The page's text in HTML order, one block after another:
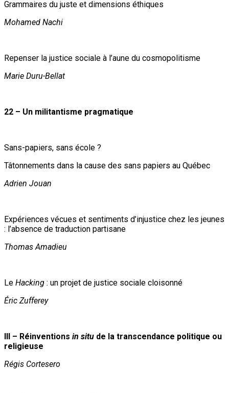
Grammaires du juste et dimensions éthiques
Mohamed Nachi
Repenser la justice sociale à l’aune du cosmopolitisme
Marie Duru-Bellat
22 – Un militantisme pragmatique
Sans-papiers, sans école ?
Tâtonnements dans la cause des sans papiers au Québec
Adrien Jouan
Expériences vécues et sentiments d’injustice chez les jeunes
: l’absence de traduction partisane
Thomas Amadieu
Le Hacking : un projet de justice sociale cloisonné
Éric Zufferey
III – Réinventions in situ de la transcendance politique ou
religieuse
Régis Cortesero